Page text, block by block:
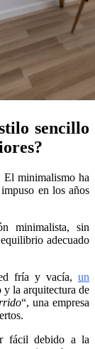
sencillo
El minimalismo ha
en los años
minimalista, sin
adecuado
fría y vacía, un
y la arquitectura de
“, una empresa
fácil debido a la